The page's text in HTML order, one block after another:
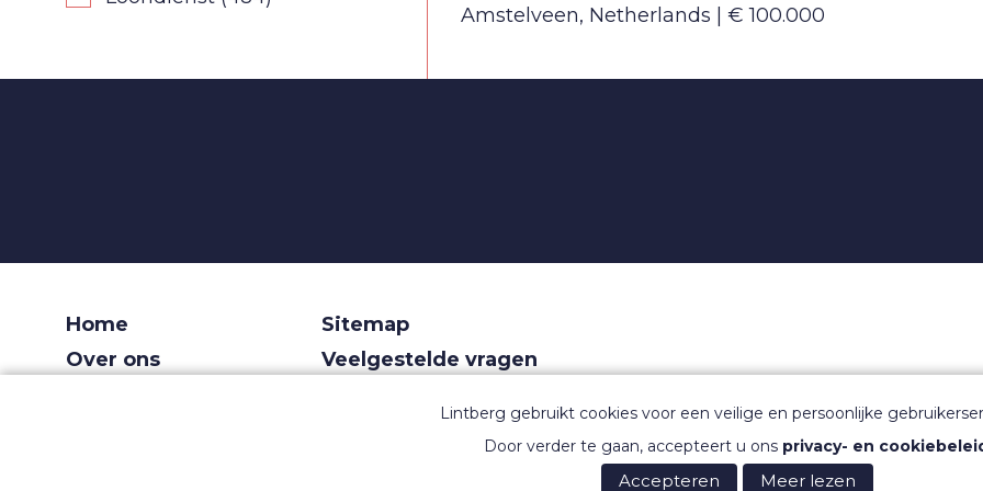
Amstelveen, Netherlands
€ 100.000
Home
Over ons
Sitemap
Veelgestelde vragen
Lintberg gebruikt cookies voor een veilige en persoonlijke
Door verder te gaan, accepteert u ons privacy- en
Accepteren Meer lezen